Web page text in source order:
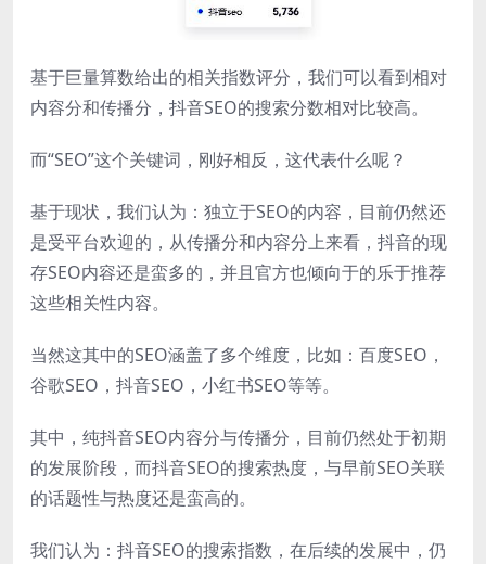
基于巨量算数给出的相关指数评分，我们可以看到相对
内容分和传播分，抖音SEO的搜索分数相对比较高。
而“SEO”这个关键词，刚好相反，这代表什么呢？
基于现状，我们认为：独立于SEO的内容，目前仍然还
是受平台欢迎的，从传播分和内容分上来看，抖音的现
存SEO内容还是蛮多的，并且官方也倾向于的乐于推荐
这些相关性内容。
当然这其中的SEO涵盖了多个维度，比如：百度SEO，
谷歌SEO，抖音SEO，小红书SEO等等。
其中，纯抖音SEO内容分与传播分，目前仍然处于初期
的发展阶段，而抖音SEO的搜索热度，与早前SEO关联
的话题性与热度还是蛮高的。
我们认为：抖音SEO的搜索指数，在后续的发展中，仍